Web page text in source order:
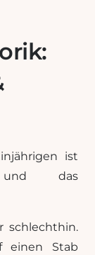
ist
und das
schlechthin.
einen Stab